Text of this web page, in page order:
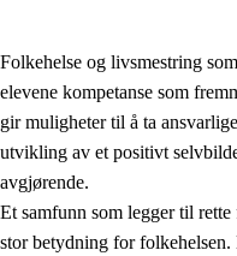
Folkehelse og livsmestring
elevene kompetanse som
gir muligheter til å ta
utvikling av et positivt
avgjørende.
Et samfunn som legger til
stor betydning for